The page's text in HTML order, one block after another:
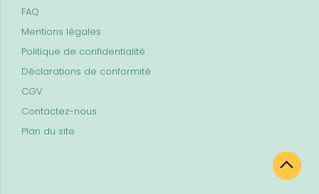
FAQ
Mentions légales
Politique de confidentialité
Déclarations de conformité
CGV
Contactez-nous
Plan du site